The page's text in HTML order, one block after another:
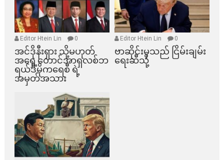
Editor Htein Lin 0
အင်ဒိုနီးရှား သို့မဟုတ်
အရှေ့တောင်အာရှလစ်ဘ
ရယ်ဒီမိုကရေစီ ရဲ့
အမှတ်အသား
Editor Htein Lin 0
ဗာဆိုင်းမှသည် ငြိမ်းချမ်း
ရေးဆီသို့